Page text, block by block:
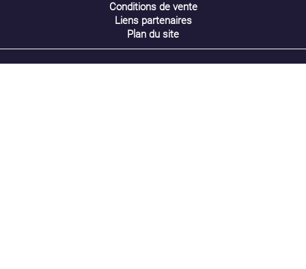
Conditions de vente
Liens partenaires
Plan du site